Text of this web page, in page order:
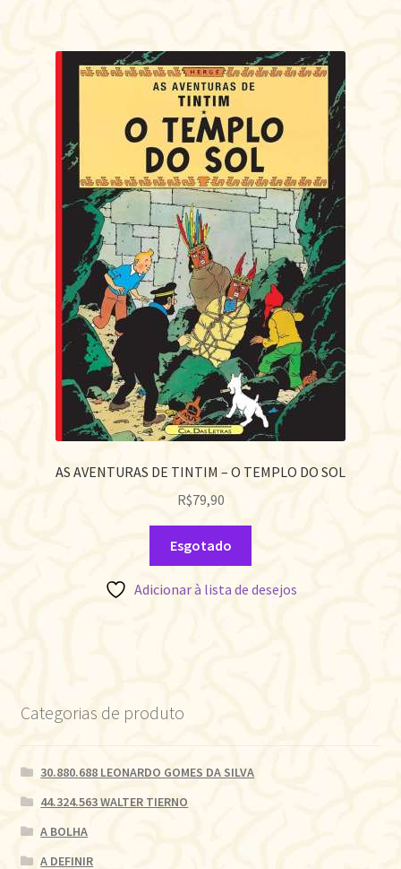
AS AVENTURAS DE TINTIM – O TEMPLO DO SOL
R$79,90
Esgotado
Adicionar à lista de desejos
Categorias de produto
30.880.688 LEONARDO GOMES DA SILVA
44.324.563 WALTER TIERNO
A BOLHA
A DEFINIR